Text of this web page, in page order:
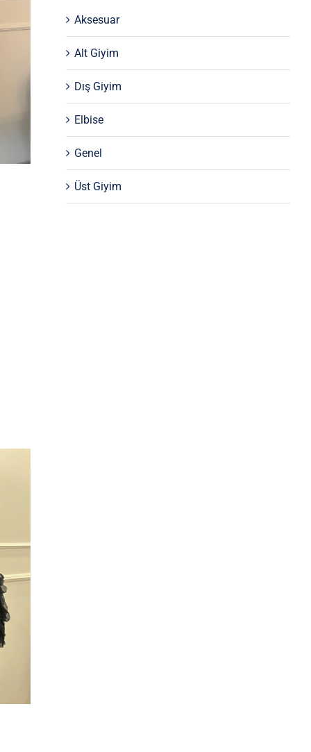
Aksesuar
Alt Giyim
Dış Giyim
Elbise
Genel
Üst Giyim